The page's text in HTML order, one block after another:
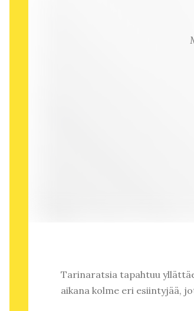
Tarinaratsia tapahtuu
aikana kolme eri esiintyjää,